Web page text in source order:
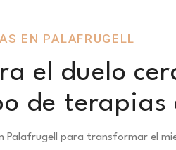
EN PALAFRUGELL
el duelo
de terapias
Palafrugell para transformar el